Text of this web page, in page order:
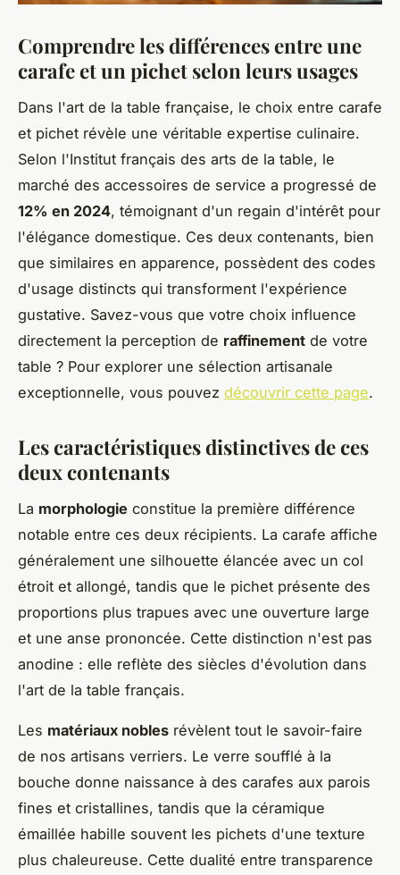
Comprendre les différences entre une
carafe et un pichet selon leurs usages
Dans l'art de la table française, le choix entre carafe
et pichet révèle une véritable expertise culinaire.
Selon l'Institut français des arts de la table, le
marché des accessoires de service a progressé de
12% en 2024, témoignant d'un regain d'intérêt pour
l'élégance domestique. Ces deux contenants, bien
que similaires en apparence, possèdent des codes
d'usage distincts qui transforment l'expérience
gustative. Savez-vous que votre choix influence
directement la perception de raffinement de votre
table ? Pour explorer une sélection artisanale
exceptionnelle, vous pouvez découvrir cette page.
Les caractéristiques distinctives de ces
deux contenants
La morphologie constitue la première différence
notable entre ces deux récipients. La carafe affiche
généralement une silhouette élancée avec un col
étroit et allongé, tandis que le pichet présente des
proportions plus trapues avec une ouverture large
et une anse prononcée. Cette distinction n'est pas
anodine : elle reflète des siècles d'évolution dans
l'art de la table français.
Les matériaux nobles révèlent tout le savoir-faire
de nos artisans verriers. Le verre soufflé à la
bouche donne naissance à des carafes aux parois
fines et cristallines, tandis que la céramique
émaillée habille souvent les pichets d'une texture
plus chaleureuse. Cette dualité entre transparence